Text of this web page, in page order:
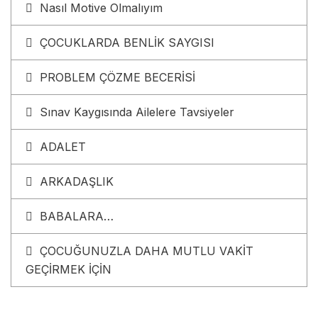
Nasıl Motive Olmalıyım
ÇOCUKLARDA BENLİK SAYGISI
PROBLEM ÇÖZME BECERİSİ
Sınav Kaygısında Ailelere Tavsiyeler
ADALET
ARKADAŞLIK
BABALARA…
ÇOCUĞUNUZLA DAHA MUTLU VAKİT
GEÇİRMEK İÇİN